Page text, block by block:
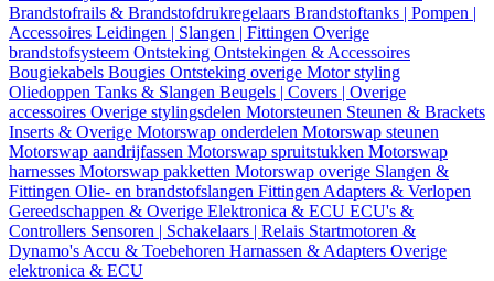
Brandstofrails & Brandstofdrukregelaars Brandstoftanks | Pompen |
Accessoires Leidingen | Slangen | Fittingen Overige
brandstofsysteem Ontsteking Ontstekingen & Accessoires
Bougiekabels Bougies Ontsteking overige Motor styling
Oliedoppen Tanks & Slangen Beugels | Covers | Overige
accessoires Overige stylingsdelen Motorsteunen Steunen & Brackets
Inserts & Overige Motorswap onderdelen Motorswap steunen
Motorswap aandrijfassen Motorswap spruitstukken Motorswap
harnesses Motorswap pakketten Motorswap overige Slangen &
Fittingen Olie- en brandstofslangen Fittingen Adapters & Verlopen
Gereedschappen & Overige Elektronica & ECU ECU's &
Controllers Sensoren | Schakelaars | Relais Startmotoren &
Dynamo's Accu & Toebehoren Harnassen & Adapters Overige
elektronica & ECU